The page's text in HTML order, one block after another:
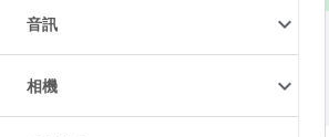
音訊
相機